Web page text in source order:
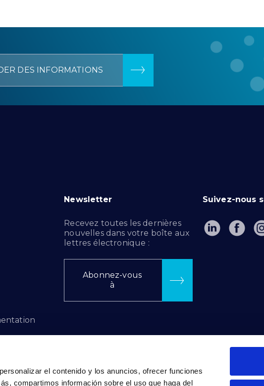
el contenido y los anuncios, ofrecer funciones
compartimos información sobre el uso que haga del
DES INFORMATIONS
Newsletter
Recevez toutes les dernières
nouvelles dans votre boîte aux
lettres électronique :
Abonnez-vous
à
Suivez-nous